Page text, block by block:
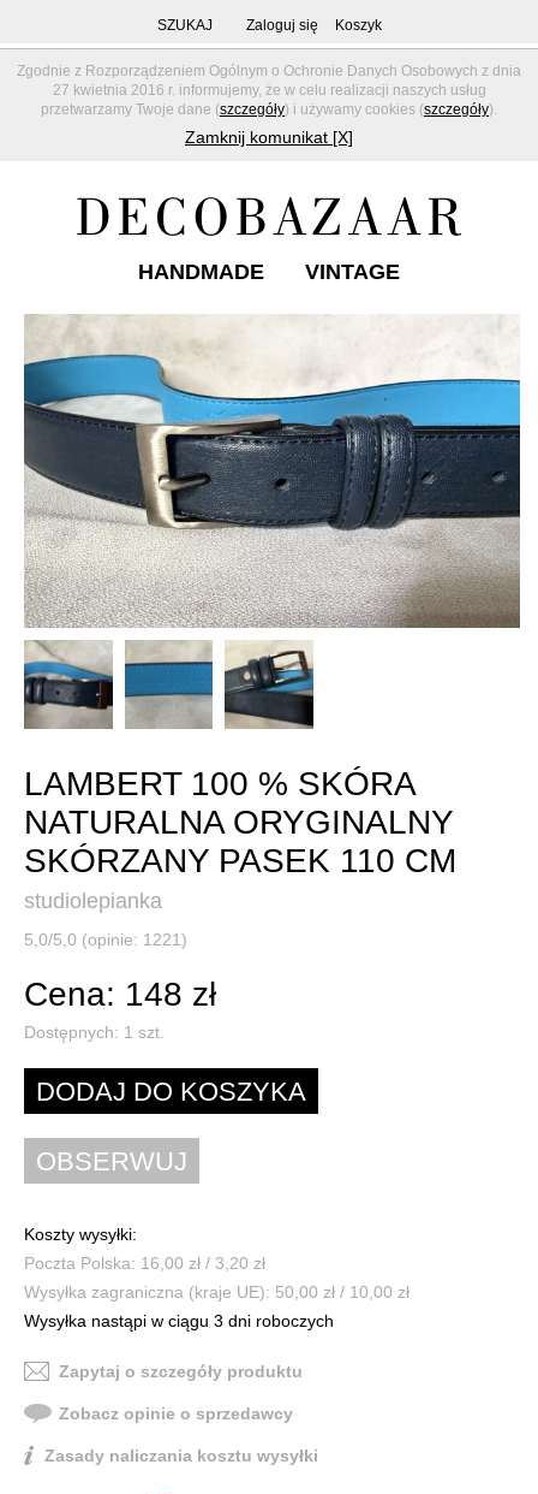
Zgodnie z Rozporządzeniem Ogólnym o Ochronie Danych Osobowych z dnia
27 kwietnia 2016 r. informujemy, że w celu realizacji naszych usług
przetwarzamy Twoje dane (szczegóły) i używamy cookies (szczegóły).
Zamknij komunikat [X]
SZUKAJ Zaloguj się Koszyk
HANDMADE VINTAGE
LAMBERT 100 % SKÓRA
NATURALNA ORYGINALNY
SKÓRZANY PASEK 110 CM
studiolepianka
5,0/5,0 (opinie: 1221)
Cena: 148 zł
Dostępnych: 1 szt.
Koszty wysyłki:
Poczta Polska: 16,00 zł / 3,20 zł
Wysyłka zagraniczna (kraje UE): 50,00 zł / 10,00 zł
Wysyłka nastąpi w ciągu 3 dni roboczych
Zapytaj o szczegóły produktu
Zobacz opinie o sprzedawcy
Zasady naliczania kosztu wysyłki